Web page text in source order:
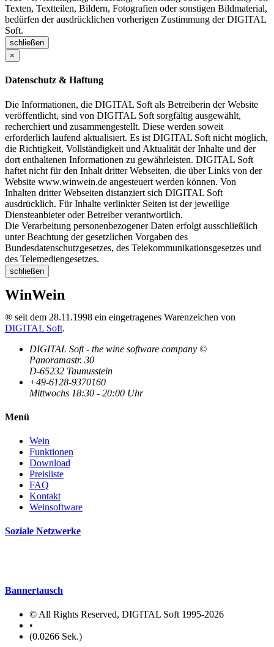
Texten, Textteilen, Bildern, Fotografien oder sonstigen Bildmaterial,
bedürfen der ausdrücklichen vorherigen Zustimmung der DIGITAL
Soft.
schließen
×
Datenschutz & Haftung
Die Informationen, die DIGITAL Soft als Betreiberin der Website
veröffentlicht, sind von DIGITAL Soft sorgfältig ausgewählt,
recherchiert und zusammengestellt. Diese werden soweit
erforderlich laufend aktualisiert. Es ist DIGITAL Soft nicht möglich,
die Richtigkeit, Vollständigkeit und Aktualität der Inhalte und der
dort enthaltenen Informationen zu gewährleisten. DIGITAL Soft
haftet nicht für den Inhalt dritter Webseiten, die über Links von der
Website www.winwein.de angesteuert werden können. Von
Inhalten dritter Webseiten distanziert sich DIGITAL Soft
ausdrücklich. Für Inhalte verlinkter Seiten ist der jeweilige
Diensteanbieter oder Betreiber verantwortlich.
Die Verarbeitung personenbezogener Daten erfolgt ausschließlich
unter Beachtung der gesetzlichen Vorgaben des
Bundesdatenschutzgesetzes, des Telekommunikationsgesetzes und
des Telemediengesetzes.
schließen
WinWein
® seit dem 28.11.1998 ein eingetragenes Warenzeichen von
DIGITAL Soft.
DIGITAL Soft - the wine software company ©
Panoramastr. 30
D-65232 Taunusstein
+49-6128-9370160
Mittwochs 18:30 - 20:00 Uhr
Menü
Wein
Funktionen
Download
Preisliste
FAQ
Kontakt
Weinsoftware
Soziale Netzwerke
Bannertausch
© All Rights Reserved, DIGITAL Soft 1995-2026
•
(0.0266 Sek.)